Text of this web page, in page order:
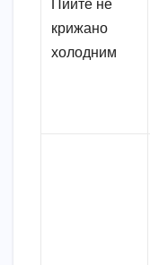
Пийте не
крижано
холодним